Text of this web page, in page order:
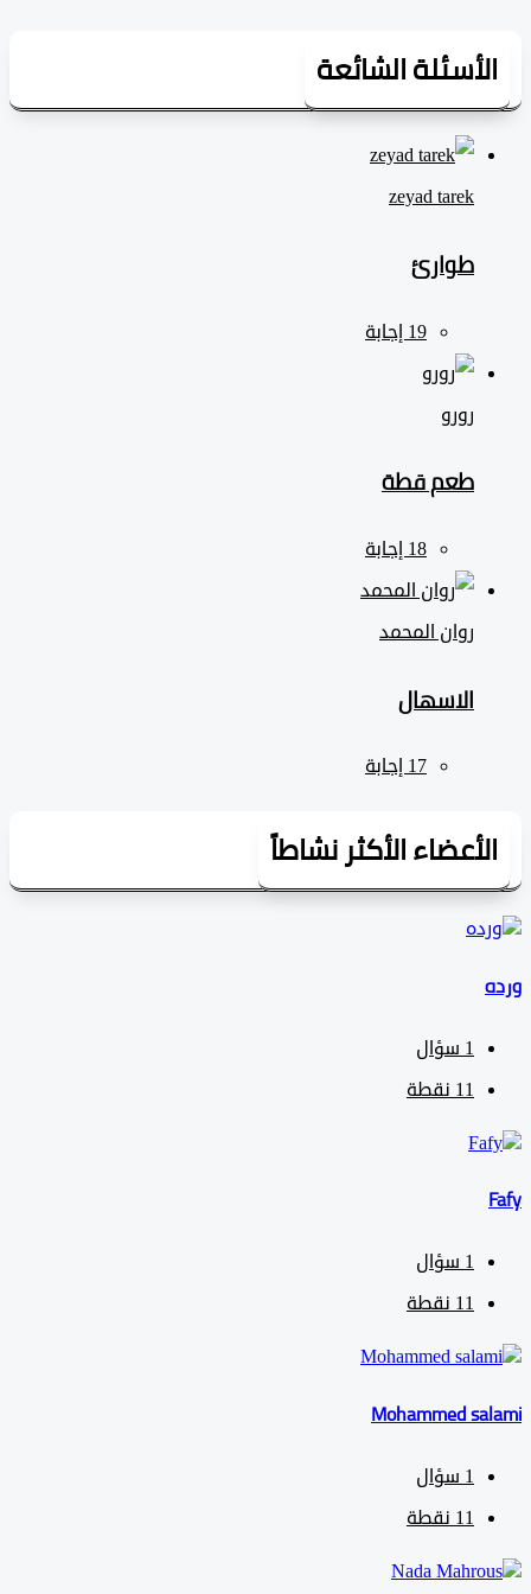
الشائعة
zeyad ‎tarek
طوارئ
طعم قطة
روان المحمد
الاسهال
الأكثر نشاطاً
سؤال
نقطة
سؤال
نقطة
Mohammed
سؤال
نقطة